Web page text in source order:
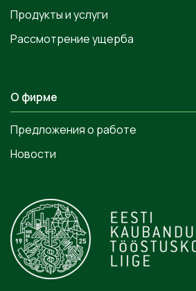
Продукты и услуги
Рассмотрение ущерба
О фирме
Предложения о работе
Новости